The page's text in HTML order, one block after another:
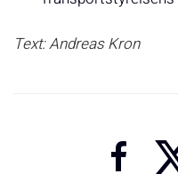
Text: Andreas Kron